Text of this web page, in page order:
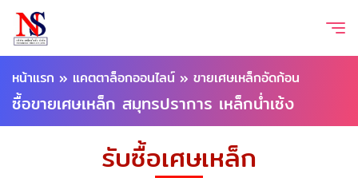
หน้าแรก » แคตตาล็อกออนไลน์ » ขายเศษเหล็กอัดก้อน
ซื้อขายเศษเหล็ก สมุทรปราการ เหล็กน่ำเซ้ง
รับซื้อเศษเหล็ก